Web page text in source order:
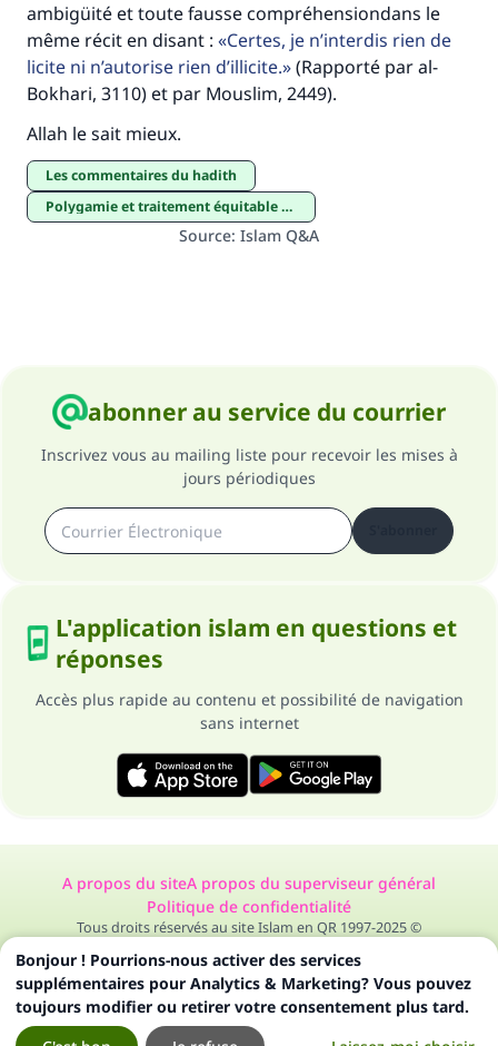
ambigüité et toute fausse compréhensiondans le
même récit en disant :
Certes, je n’interdis rien de
licite ni n’autorise rien d’illicite. (Rapporté par al-
Bokhari, 3110) et par Mouslim, 2449).
Allah le sait mieux.
Les commentaires du hadith
Polygamie et traitement équitable des épouses
Source: Islam Q&A
abonner au service du courrier
Inscrivez vous au mailing liste pour recevoir les mises à
jours périodiques
L'application islam en questions et
réponses
Accès plus rapide au contenu et possibilité de navigation
sans internet
A propos du siteA propos du superviseur général
Politique de confidentialité
Tous droits réservés au site Islam en QR 1997-2025 ©
Bonjour ! Pourrions-nous activer des services
supplémentaires pour Analytics & Marketing? Vous pouvez
toujours modifier ou retirer votre consentement plus tard.